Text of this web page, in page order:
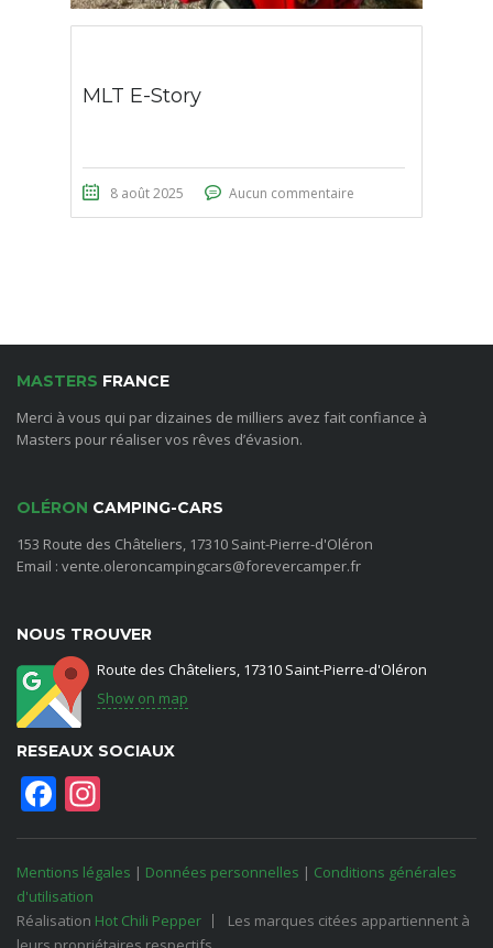
MLT E-Story
8 août 2025 Aucun commentaire
MASTERS FRANCE
Merci à vous qui par dizaines de milliers avez fait confiance à
Masters pour réaliser vos rêves d’évasion.
OLÉRON CAMPING-CARS
153 Route des Châteliers, 17310 Saint-Pierre-d'Oléron
Email : vente.oleroncampingcars@forevercamper.fr
NOUS TROUVER
Route des Châteliers, 17310 Saint-Pierre-d'Oléron
Show on map
RESEAUX SOCIAUX
Facebook
Mentions légales | Données personnelles | Conditions générales
d'utilisation
Réalisation Hot Chili Pepper
Les marques citées appartiennent à